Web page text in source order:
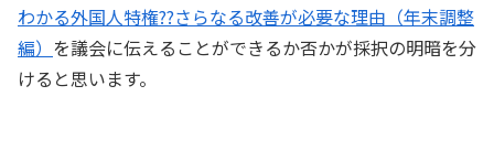
わかる外国人特権??さらなる改善が必要な理由（年末調整
編） を議会に伝えることができるか否かが採択の明暗を分
けると思います。